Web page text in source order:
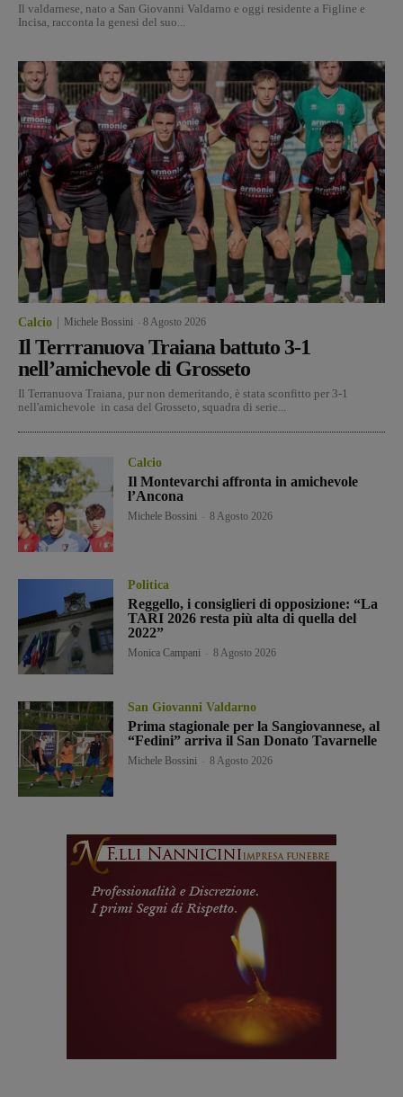
Il valdarnese, nato a San Giovanni Valdarno e oggi residente a Figline e
Incisa, racconta la genesi del suo...
Calcio Michele Bossini 8 Agosto 2026
Il Terrranuova Traiana battuto 3-1
nell’amichevole di Grosseto
Il Terranuova Traiana, pur non demeritando, è stata sconfitto per 3-1
nell'amichevole in casa del Grosseto, squadra di serie...
Calcio
Il Montevarchi affronta in amichevole
l’Ancona
Michele Bossini 8 Agosto 2026
Politica
Reggello, i consiglieri di opposizione: “La
TARI 2026 resta più alta di quella del
2022”
Monica Campani 8 Agosto 2026
San Giovanni Valdarno
Prima stagionale per la Sangiovannese, al
“Fedini” arriva il San Donato Tavarnelle
Michele Bossini 8 Agosto 2026